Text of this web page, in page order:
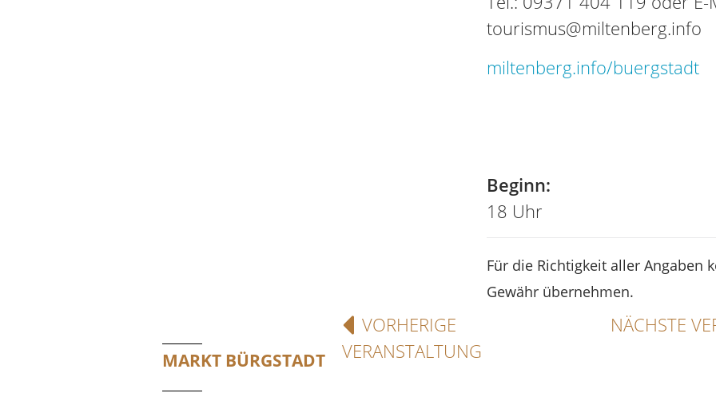
tourismus@miltenberg.info
miltenberg.info/buergstadt
Beginn:
18 Uhr
Für die Richtigkeit aller Angaben
Gewähr übernehmen.
MARKT BÜRGSTADT
VORHERIGE
VERANSTALTUNG
NÄCHSTE